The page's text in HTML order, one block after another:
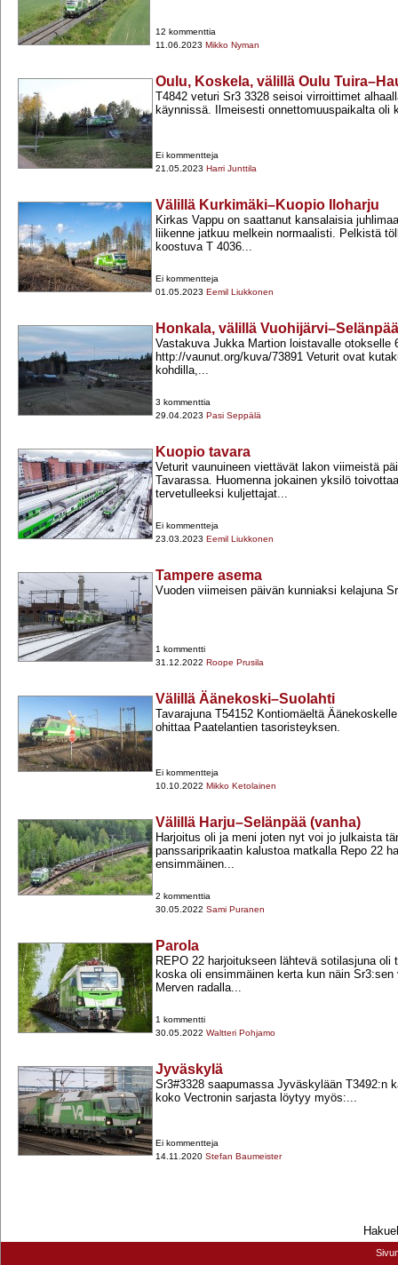
12 kommenttia
11.06.2023 Mikko Nyman
Oulu, Koskela, välillä Oulu
T4842 veturi Sr3 3328 seisoi virroittimet
käynnissä. Ilmeisesti onnettomuuspaikalta oli
Ei kommentteja
21.05.2023 Harri Junttila
Välillä Kurkimäki–Kuopio Iloharju
Kirkas Vappu on saattanut kansalaisia
liikenne jatkuu melkein normaalisti. Pelkistä
koostuva T 4036...
Ei kommentteja
01.05.2023 Eemil Liukkonen
Honkala, välillä
Vastakuva Jukka Martion loistavalle otokselle
http://vaunut.org/kuva/73891 Veturit ovat
kohdilla,...
3 kommenttia
29.04.2023 Pasi Seppälä
Kuopio tavara
Veturit vaunuineen viettävät lakon viimeistä
Tavarassa. Huomenna jokainen yksilö
tervetulleeksi kuljettajat...
Ei kommentteja
23.03.2023 Eemil Liukkonen
Tampere asema
Vuoden viimeisen päivän kunniaksi kelajuna
1 kommentti
31.12.2022 Roope Prusila
Välillä Äänekoski–Suolahti
Tavarajuna T54152 Kontiomäeltä
ohittaa Paatelantien tasoristeyksen.
Ei kommentteja
10.10.2022 Mikko Ketolainen
Välillä Harju–Selänpää (vanha)
Harjoitus oli ja meni joten nyt voi jo julkaista
panssariprikaatin kalustoa matkalla Repo 22
ensimmäinen...
2 kommenttia
30.05.2022 Sami Puranen
Parola
REPO 22 harjoitukseen lähtevä sotilasjuna oli
koska oli ensimmäinen kerta kun näin
Merven radalla...
1 kommentti
30.05.2022 Waltteri Pohjamo
Jyväskylä
Sr3#3328 saapumassa Jyväskylään T3492:n
koko Vectronin sarjasta löytyy myös:...
Ei kommentteja
14.11.2020 Stefan Baumeister